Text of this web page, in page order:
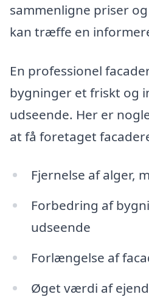
sammenligne priser
kan træffe en
En professionel
bygninger et friskt og
udseende. Her er
at få foretaget
Fjernelse af alger,
Forbedring af
udseende
Forlængelse af
Øget værdi af